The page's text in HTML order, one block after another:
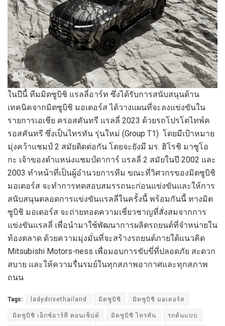
ในปีนี้ ทีมมิตซูบิชิ แรลลี่อาร์ท ซึ่งได้รับการสนับสนุนด้าน
เทคนิคจากมิตซูบิชิ มอเตอร์ส ได้วางแผนที่จะลงแข่งขันใน
รายการเอเชีย ครอสคันทรี แรลลี่ 2023 ด้วยรถโปรโตไทพ์ค
รอสคันทรี ซึ่งเป็นไทรทัน รุ่นใหม่ (Group T1) โดยมีเป้าหมาย
มุ่งคว้าแชมป์ 2 สมัยติดต่อกัน โดยจะยังมี มร. ฮิโรชิ มาซูโอ
กะ เจ้าของตำแหน่งแชมป์ดาการ์ แรลลี่ 2 สมัยในปี 2002 และ
2003 ทำหน้าที่เป็นผู้อำนวยการทีม ขณะที่วิศวกรของมิตซูบิชิ
มอเตอร์ส จะทำการทดสอบสมรรถนะก่อนแข่งขันและให้การ
สนับสนุนตลอดการแข่งขันแรลลี่ในครั้งนี้ พร้อมกันนี้ ทางมิต
ซูบิชิ มอเตอร์ส จะถ่ายทอดความเชี่ยวชาญที่สั่งสมจากการ
แข่งขันแรลลี่ เพื่อนำมาใช้พัฒนาการผลิตรถยนต์ที่จำหน่ายใน
ท้องตลาด ด้วยความมุ่งมั่นที่จะสร้างรถยนต์ภายใต้แนวคิด
Mitsubishi Motors-ness เพื่อมอบการขับขี่ที่ปลอดภัย สะดวก
สบาย และให้ความรื่นรมย์ในทุกสภาพอากาศและทุกสภาพ
ถนน
Tags: ladydrivethailand มิตซูบิชิ มิตซูบิชิ มอเตอร์ส
มิตซูบิชิ เอ็กซ์อาร์ที คอนเซ็ปต์ มิตซูบิชิ ไทรทัน รถต้นแบบ